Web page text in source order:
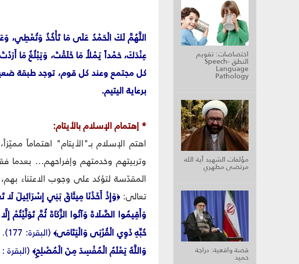
اختصاصات: تقويم
النطق Speech-
Language
Pathology
مؤلفات الشهيد آية الله
مرتضى مطهري
قصة واقعية: دراجة
حميد
اللَّهُمَّ لَكَ الْحَمْدُ عَلَى مَا تَأْخُذُ وَتُعْطِي،
كل مجتمع وعند كل قوم، توجد طبقة
برعاية اليتيم.
* إهتمام الإسلام بالأيتام:
اهتم الإسلام بـ"الأيتام" اهتماماً
وتربيتهم وخدمتهم وإفراحهم... بعدما
المقدّسة لتؤكد على وجوب الاعتناء
تعالى:﴿وَإِذْ أَخَذْنَا مِيثَاقَ بَنِي إِسْرَائِيلَ
وَأَقِيمُوا الصَّلَاةَ وَآتُوا الزَّكَاةَ ثُمَّ تَوَلَّيْتُمْ
حُبِّهِ ذَوِي الْقُرْبَى وَالْيَتَامَى﴾ (البقرة: 177)
وَاللَّهُ يَعْلَمُ الْمُفْسِدَ مِنَ الْمُصْلِحِ﴾ (البقرة : 220)